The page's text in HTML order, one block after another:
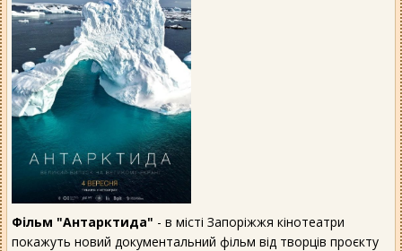
Фільм "Антарктида" - в місті Запоріжжя кінотеатри
покажуть новий документальний фільм від творців проєкту